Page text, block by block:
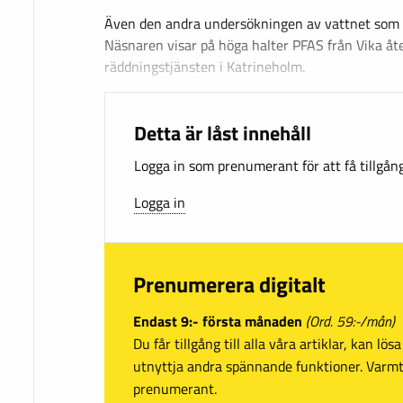
Även den andra undersökningen av vattnet
Näsnaren visar på höga halter PFAS från Vika
räddningstjänsten i Katrineholm.
Detta är låst innehåll
Logga in som prenumerant för att få
Logga in
Prenumerera digitalt
Endast 9:- första månaden (Ord. 59:-/mån)
Du får tillgång till alla våra artiklar, kan
utnyttja andra spännande funktioner.
prenumerant.